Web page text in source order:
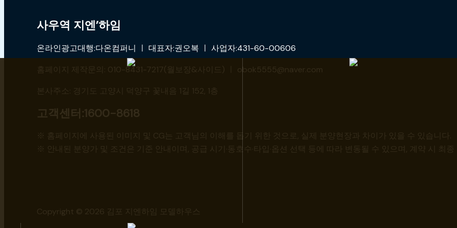
사우역 지엔’하임
온라인광고대행:다온컴퍼니 ㅣ 대표자:권오복 ㅣ 사업자:431-60-00606
홈페이지 제작문의: 010-8431-7217(월보장&사이드) ㅣ obok5555@naver.com
본사주소: 경기도 고양시 덕양구 꽃내음 1길 152, 1층
고객센터:1600-8618
※ 홈페이지에 사용된 이미지 및 CG는 고객님의 이해를 돕기 위한 것으로, 실제 분양현장과 차이가 있을 수 있습니다.
※ 안내된 분양가 및 조건은 기준 안내이며, 공급 시기·동호수·타입·옵션 선택 등에 따라 변동될 수 있으며, 계약 시 최종
Copyright © 2026 김포 지엔하임 모델하우스